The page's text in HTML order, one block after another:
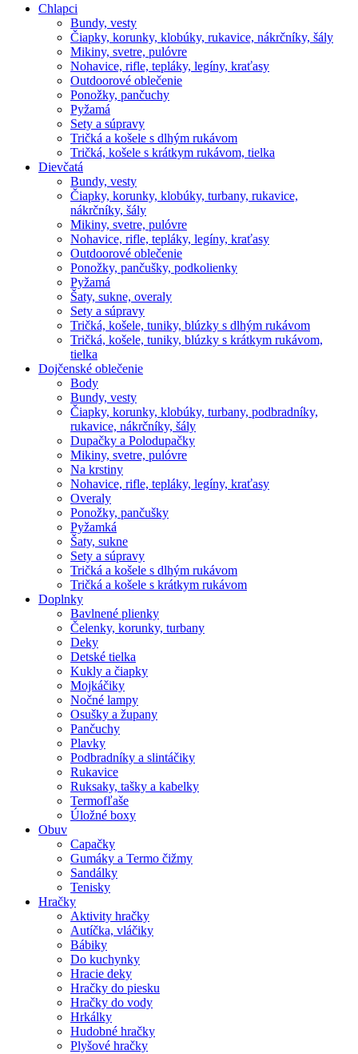
Chlapci
Bundy, vesty
Čiapky, korunky, klobúky, rukavice, nákrčníky, šály
Mikiny, svetre, pulóvre
Nohavice, rifle, tepláky, legíny, kraťasy
Outdoorové oblečenie
Ponožky, pančuchy
Pyžamá
Sety a súpravy
Tričká a košele s dlhým rukávom
Tričká, košele s krátkym rukávom, tielka
Dievčatá
Bundy, vesty
Čiapky, korunky, klobúky, turbany, rukavice,
nákrčníky, šály
Mikiny, svetre, pulóvre
Nohavice, rifle, tepláky, legíny, kraťasy
Outdoorové oblečenie
Ponožky, pančušky, podkolienky
Pyžamá
Šaty, sukne, overaly
Sety a súpravy
Tričká, košele, tuniky, blúzky s dlhým rukávom
Tričká, košele, tuniky, blúzky s krátkym rukávom,
tielka
Dojčenské oblečenie
Body
Bundy, vesty
Čiapky, korunky, klobúky, turbany, podbradníky,
rukavice, nákrčníky, šály
Dupačky a Polodupačky
Mikiny, svetre, pulóvre
Na krstiny
Nohavice, rifle, tepláky, legíny, kraťasy
Overaly
Ponožky, pančušky
Pyžamká
Šaty, sukne
Sety a súpravy
Tričká a košele s dlhým rukávom
Tričká a košele s krátkym rukávom
Doplnky
Bavlnené plienky
Čelenky, korunky, turbany
Deky
Detské tielka
Kukly a čiapky
Mojkáčiky
Nočné lampy
Osušky a župany
Pančuchy
Plavky
Podbradníky a slintáčiky
Rukavice
Ruksaky, tašky a kabelky
Termofľaše
Úložné boxy
Obuv
Capačky
Gumáky a Termo čižmy
Sandálky
Tenisky
Hračky
Aktivity hračky
Autíčka, vláčiky
Bábiky
Do kuchynky
Hracie deky
Hračky do piesku
Hračky do vody
Hrkálky
Hudobné hračky
Plyšové hračky